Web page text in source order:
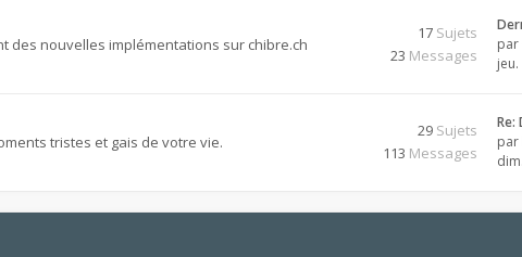
des nouvelles implémentations sur chibre.ch
17 Sujets
23 Messages
par
tristes et gais de votre vie.
29 Sujets
113 Messages
Re:
par